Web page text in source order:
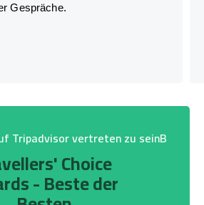
Gespräche.
Tripadvisor vertreten zu seinB
Choice
- Beste der